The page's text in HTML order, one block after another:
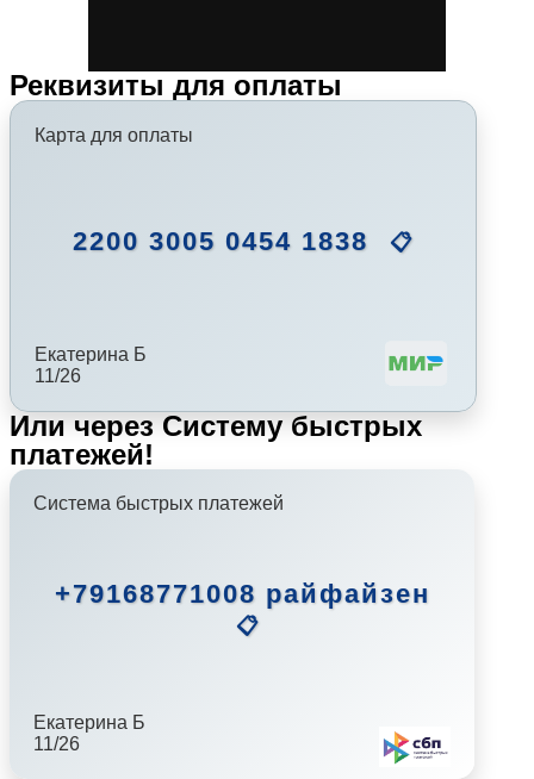
Реквизиты для оплаты
Карта для оплаты
2200 3005 0454 1838 📋
Екатерина Б
11/26
Или через Систему быстрых
платежей!
Система быстрых платежей
+79168771008 райфайзен
📋
Екатерина Б
11/26